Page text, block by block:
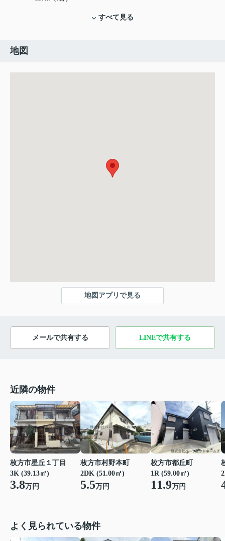
すべて見る
地図
地図アプリで見る
メールで共有する LINEで共有する
近隣の物件
枚方市星丘１丁目
3K (39.13㎡)
3.8万円
枚方市村野本町
2DK (51.00㎡)
5.5万円
枚方市都丘町
1R (59.00㎡)
11.9万円
よく見られている物件